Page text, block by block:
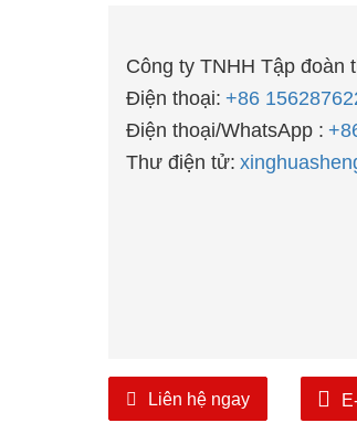
Công ty TNHH Tập đoàn
Điện thoại: +86
Điện thoại/WhatsApp :
Thư điện tử:
Liên hệ ngay